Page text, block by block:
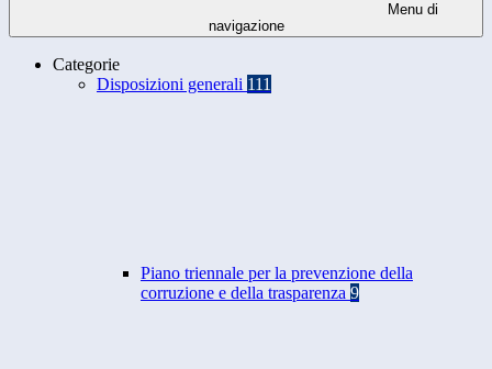
Menu di
navigazione
Categorie
Disposizioni generali 111
Piano triennale per la prevenzione della
corruzione e della trasparenza 9